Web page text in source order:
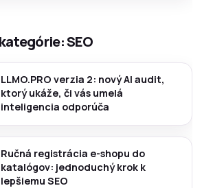
SEO
LLMO.PRO verzia 2: nový AI audit,
ktorý ukáže, či vás umelá
inteligencia odporúča
Ručná registrácia e-shopu do
katalógov: jednoduchý krok k
lepšiemu SEO